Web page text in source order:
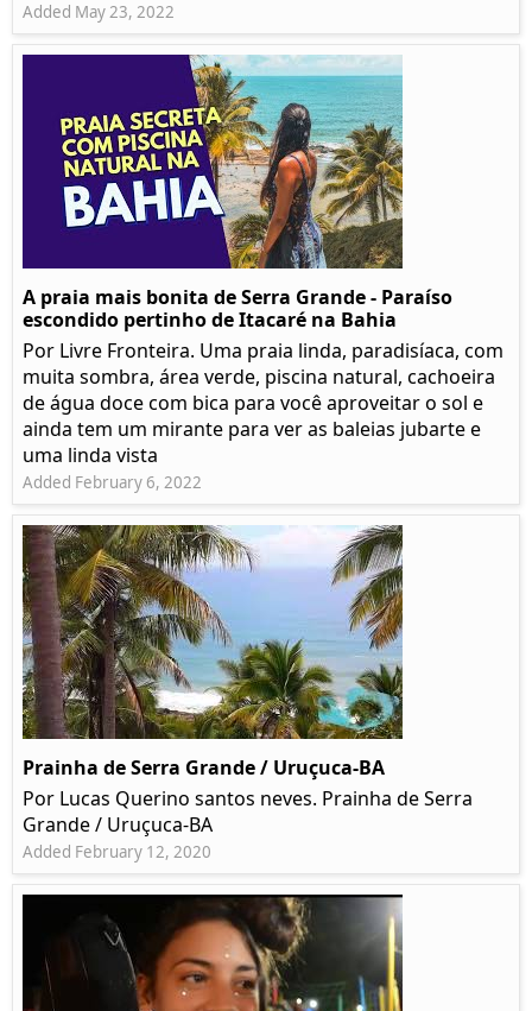
Added May 23, 2022
A praia mais bonita de Serra Grande - Paraíso
escondido pertinho de Itacaré na Bahia
Por Livre Fronteira. Uma praia linda, paradisíaca, com
muita sombra, área verde, piscina natural, cachoeira
de água doce com bica para você aproveitar o sol e
ainda tem um mirante para ver as baleias jubarte e
uma linda vista
Added February 6, 2022
Prainha de Serra Grande / Uruçuca-BA
Por Lucas Querino santos neves. Prainha de Serra
Grande / Uruçuca-BA
Added February 12, 2020